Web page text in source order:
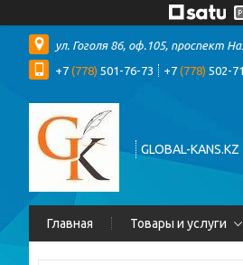
ул. Гоголя 86, оф.105, проспект
+7 (778) 501-76-73 +7 (778) 502-
GLOBAL-KANS.KZ
Главная Товары и услуги